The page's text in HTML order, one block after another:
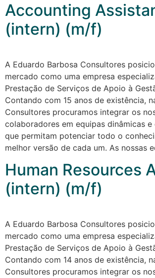
Accounting
(intern) (m/f)
A Eduardo Barbosa Consultores
mercado como uma empresa
Prestação de Serviços de Apoio à
Contando com 15 anos de existência,
Consultores procuramos integrar os
colaboradores em equipas dinâmicas
que permitam potenciar todo o
melhor versão de cada um. As nossas
Human Resources
(intern) (m/f)
A Eduardo Barbosa Consultores
mercado como uma empresa
Prestação de Serviços de Apoio à
Contando com 14 anos de existência,
Consultores procuramos integrar os